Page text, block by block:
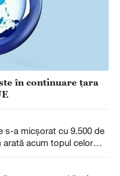
în continuare ţara
s-a micșorat cu 9.500 de
arată acum topul celor